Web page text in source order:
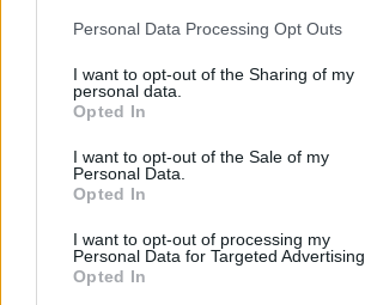
Personal Data Processing Opt Outs
I want to opt-out of the Sharing of my
personal data.
Opted In
I want to opt-out of the Sale of my
Personal Data.
Opted In
I want to opt-out of processing my
Personal Data for Targeted Advertising.
Opted In